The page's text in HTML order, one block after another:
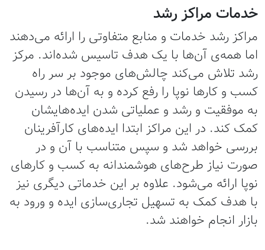
خدمات مراکز رشد
مراکز رشد خدمات و منابع متفاوتی را ارائه می‌دهند
اما همه‌ی آن‌ها با یک هدف تاسیس شده‌اند. مرکز
رشد تلاش می‌کند چالش‌های موجود بر سر راه
کسب و کارها نوپا را رفع کرده و به آن‌ها در رسیدن
به موفقیت و رشد و عملیاتی شدن ایده‌هایشان
کمک کند. در این مراکز ابتدا ایده‌های کارآفرینان
بررسی خواهد شد و سپس متناسب با آن و در
صورت نیاز طرح‌های هوشمندانه به کسب و کارهای
نوپا ارائه می‌شود. علاوه بر این خدماتی دیگری نیز
با هدف کمک به تسهیل تجاری‌سازی ایده و ورود به
بازار انجام خواهند شد.